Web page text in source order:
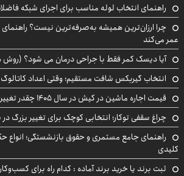
راهنمای انتخاب لوله مناسب برای اجرای شبکه
چرا ارزان‌ترین همیشه به‌صرفه‌ترین نیست؟
عمر می‌کند
آیا دیسک کمر فقط با جراحی درمان می شود؟
انتخاب گیربکس شافت مستقیم؛ وقتی اعداد
قیمت اجاره ماشین در کیش در سال ۱۴۰۵ چقدر تغییر کرده است؟
چراغ سقفی توکار؛ انتخابی کوچک برای تغییر بزرگ
راهنمای جامع مستمری و حقوق بازنشستگی؛ انواع
کلیدی
ثبت برند یا خرید برند آماده : کدام راه برای